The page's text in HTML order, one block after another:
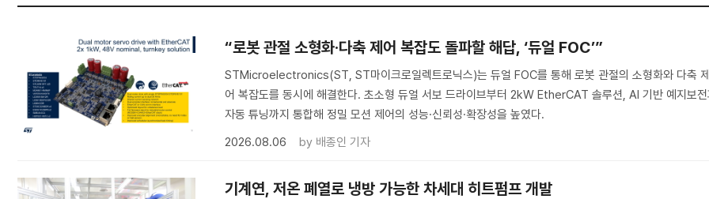
“로봇 관절 소형화·다축 제어 복잡도 돌파할 해답, ‘듀얼 FOC’”
STMicroelectronics(ST, ST마이크로일렉트로닉스)는 듀얼 FOC를 통해 로봇 관절의 소형화와 다축
어 복잡도를 동시에 해결한다. 초소형 듀얼 서보 드라이브부터 2kW EtherCAT 솔루션, AI 기반 예지보
자동 튜닝까지 통합해 정밀 모션 제어의 성능·신뢰성·확장성을 높였다.
2026.08.06
by 배종인 기자
기계연, 저온 폐열로 냉방 가능한 차세대 히트펌프 개발